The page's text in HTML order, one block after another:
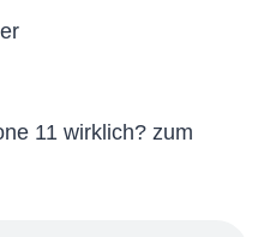
11 wirklich? zum